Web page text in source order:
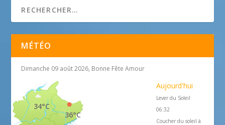
MÉTÉO
Dimanche 09 août 2026, Bonne Fête Amour
36°C
34°C
Aujourd'hui
Lever du Soleil
06:32
Coucher du soleil à